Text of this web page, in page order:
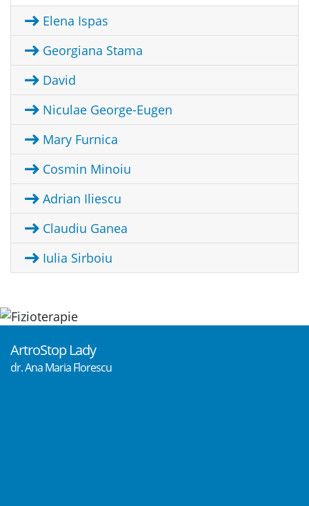
Elena Ispas
Georgiana Stama
David
Niculae George-Eugen
Mary Furnica
Cosmin Minoiu
Adrian Iliescu
Claudiu Ganea
Iulia Sirboiu
ArtroStop Lady
dr. Ana Maria Florescu